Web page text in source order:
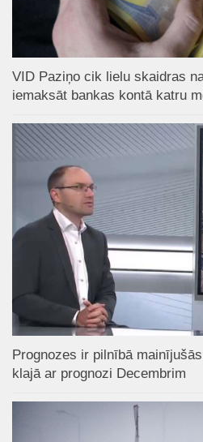
VID Paziņo cik lielu skaidras
iemaksāt bankas kontā katru
Prognozes ir pilnībā
klajā ar prognozi Decembrim